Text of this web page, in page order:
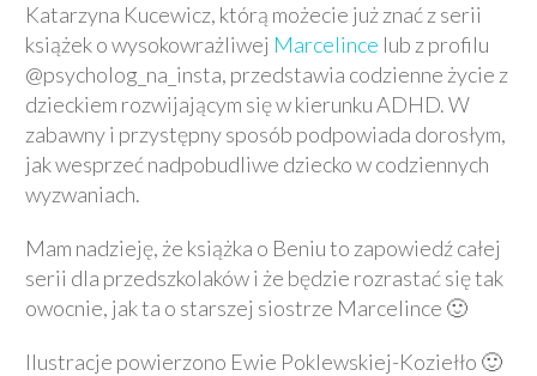
Katarzyna Kucewicz, którą możecie już znać z serii
książek o wysokowrażliwej Marcelince lub z profilu
@psycholog_na_insta, przedstawia codzienne życie z
dzieckiem rozwijającym się w kierunku ADHD. W
zabawny i przystępny sposób podpowiada dorosłym,
jak wesprzeć nadpobudliwe dziecko w codziennych
wyzwaniach.
Mam nadzieję, że książka o Beniu to zapowiedź całej
serii dla przedszkolaków i że będzie rozrastać się tak
owocnie, jak ta o starszej siostrze Marcelince 🙂
Ilustracje powierzono Ewie Poklewskiej-Koziełło 🙂